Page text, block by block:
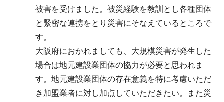
被害を受けました。被災経験を教訓とし各種団体
と緊密な連携をとり災害にそなえているところで
す。
大阪府におかれましても、大規模災害が発生した
場合は地元建設業団体の協力が必要と思われま
す。地元建設業団体の存在意義を特に考慮いただ
き加盟業者に対し加点していただきたい。また災